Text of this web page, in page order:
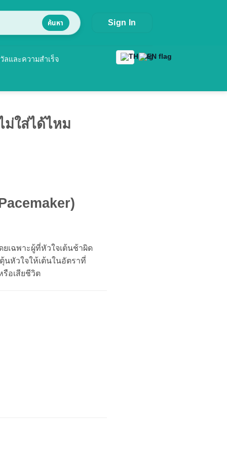
ค้นหา Sign In
ลและความสำเร็จ
ม่ใส่ได้ไหม
เฉพาะผู้ที่หัวใจเต้นช้าผิด
หัวใจให้เต้นในอัตราที่
รือเสียชีวิต